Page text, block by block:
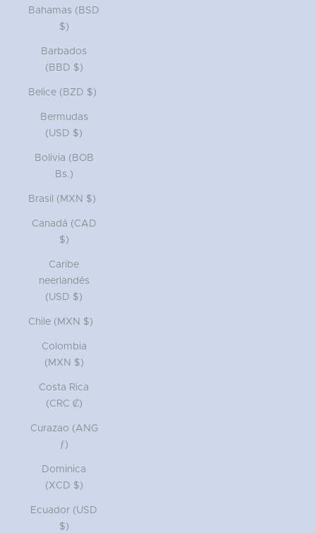
Bahamas (BSD
$)
Barbados
(BBD $)
Belice (BZD $)
Bermudas
(USD $)
Bolivia (BOB
Bs.)
Brasil (MXN $)
Canadá (CAD
$)
Caribe
neerlandés
(USD $)
Chile (MXN $)
Colombia
(MXN $)
Costa Rica
(CRC ₡)
Curazao (ANG
ƒ)
Dominica
(XCD $)
Ecuador (USD
$)